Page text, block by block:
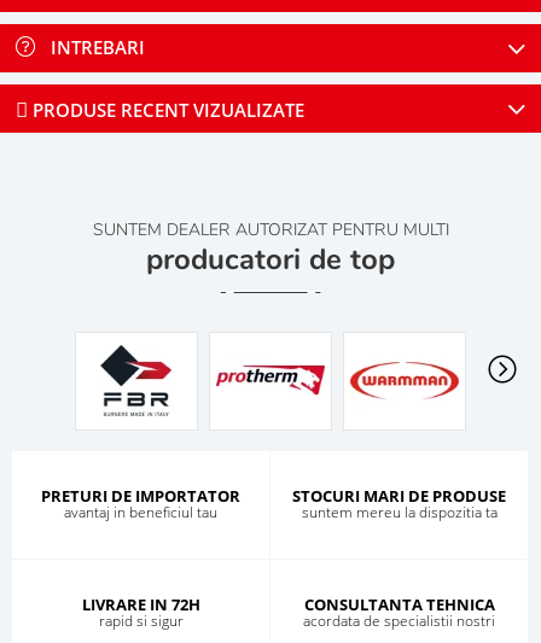
INTREBARI
PRODUSE RECENT VIZUALIZATE
SUNTEM DEALER AUTORIZAT PENTRU MULTI
producatori de top
PRETURI DE IMPORTATOR
avantaj in beneficiul tau
STOCURI MARI DE PRODUSE
suntem mereu la dispozitia ta
LIVRARE IN 72H
rapid si sigur
CONSULTANTA TEHNICA
acordata de specialistii nostri